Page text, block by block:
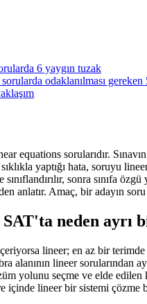
6 yaygın tuzak
odaklanılması gereken
equations sorularıdır.
yaptığı hata, soruyu
sınıflandırılır, sonra
anlatır. Amaç, bir adayın
neden ayrı
lineer; en az bir terimde
lineer sorularından
yolunu seçme ve elde
içinde lineer bir sistemi çözme